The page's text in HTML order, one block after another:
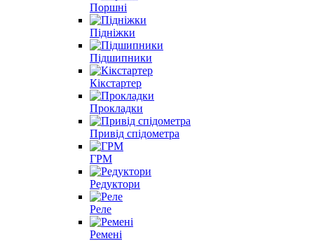
Поршні
Підніжки
Підшипники
Кікстартер
Прокладки
Привід спідометра
ГРМ
Редуктори
Реле
Ремені